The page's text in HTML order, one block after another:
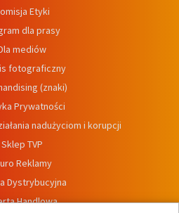
Etyki
dla prasy
mediów
fotograficzny
(znaki)
Prywatności
nadużyciom i korupcji
Sklep TVP
Reklamy
Dystrybucyjna
Handlowa